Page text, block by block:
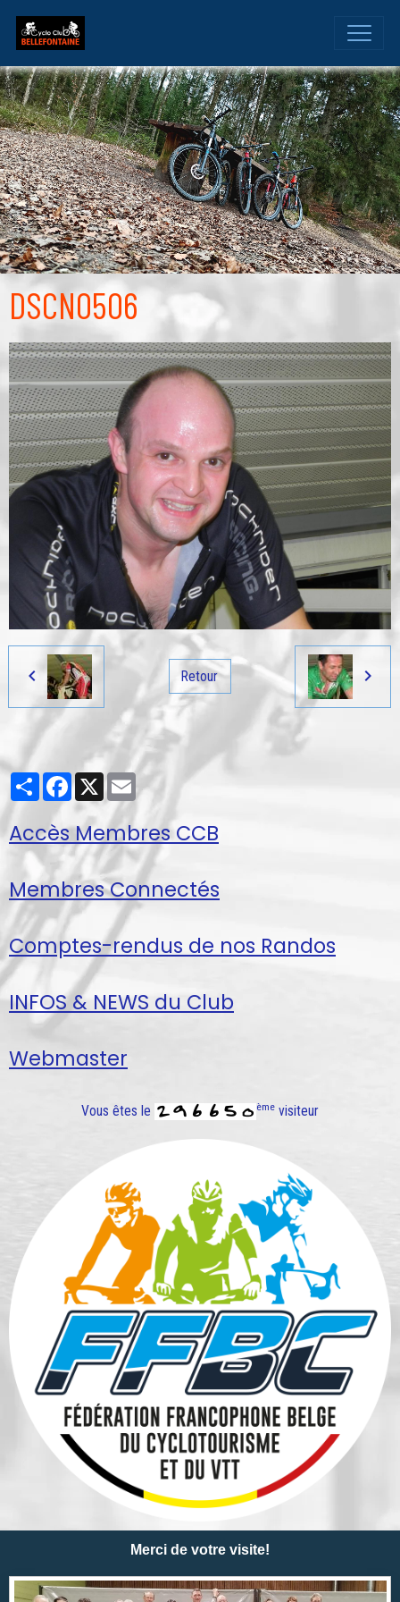
DSCN0506
Retour
PartagerFacebook
X Email
Accès Membres CCB
Membres Connectés
Comptes-rendus de nos Randos
INFOS & NEWS du Club
Webmaster
Vous êtes le ème visiteur
Merci de votre visite!